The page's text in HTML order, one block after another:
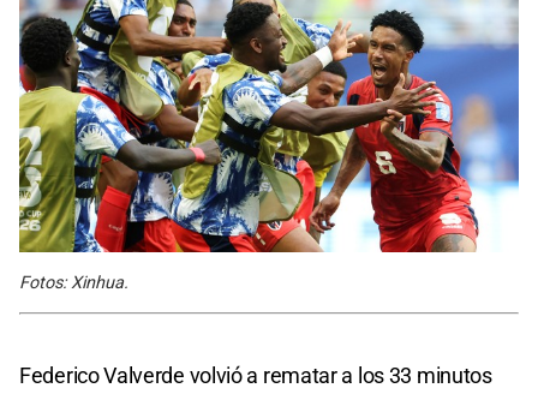
Fotos: Xinhua.
Federico Valverde volvió a rematar a los 33 minutos